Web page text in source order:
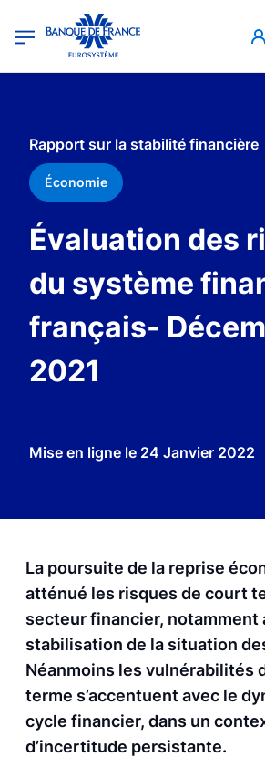
Banque de France - Menu Principal
Rapport sur la stabilité financière
Économie
Évaluation des
du système
français-
2021
Mise en ligne le 24 Janvier 2022
La poursuite de la reprise
atténué les risques de court
secteur financier, notamment
stabilisation de la situation
Néanmoins les vulnérabilités
terme s’accentuent avec le
cycle financier, dans un
d’incertitude persistante.